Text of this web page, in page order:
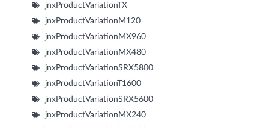
jnxProductVariationTX
jnxProductVariationM120
jnxProductVariationMX960
jnxProductVariationMX480
jnxProductVariationSRX5800
jnxProductVariationT1600
jnxProductVariationSRX5600
jnxProductVariationMX240